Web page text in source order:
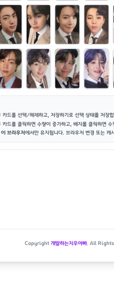
: 카드를 선택/해제하고, 저장하기로 선택 상태를 저장
: 카드를 클릭하면 수량이 증가하고, 배지를 클릭하면 수
이 브라우저 에서만 유지됩니다. 브라우저 변경 또는 캐
Copyright 개발하는지우아빠. All Rights